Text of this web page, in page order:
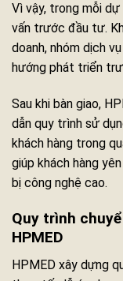
Vì vậy, trong mỗi
vấn trước đầu tư.
doanh, nhóm dịch
hướng phát triển
Sau khi bàn giao,
dẫn quy trình sử
khách hàng trong
giúp khách hàng
bị công nghệ cao.
Quy trình
HPMED
HPMED xây dựng